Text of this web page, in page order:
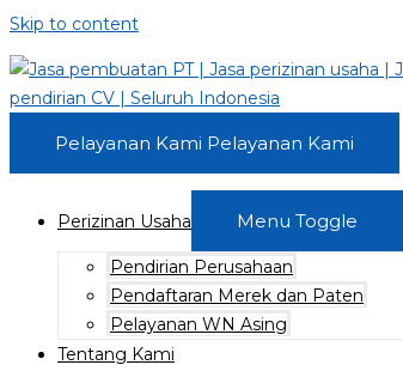
Skip to content
Pelayanan Kami Pelayanan Kami
Perizinan Usaha Menu Toggle
Pendirian Perusahaan
Pendaftaran Merek dan Paten
Pelayanan WN Asing
Tentang Kami